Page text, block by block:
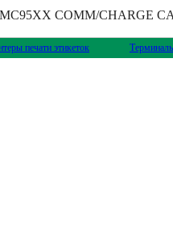
COMM/CHARGE
печати этикеток